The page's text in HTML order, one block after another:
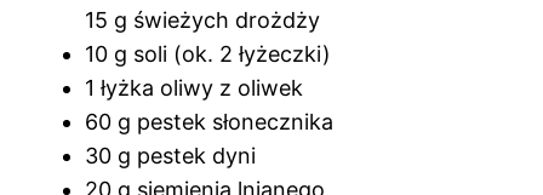
15 g świeżych drożdży
10 g soli (ok. 2 łyżeczki)
1 łyżka oliwy z oliwek
60 g pestek słonecznika
30 g pestek dyni
20 g siemienia lnianego